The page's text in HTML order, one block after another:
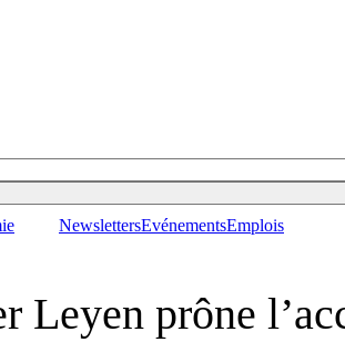
NewslettersEvénementsEmplois
Leyen prône